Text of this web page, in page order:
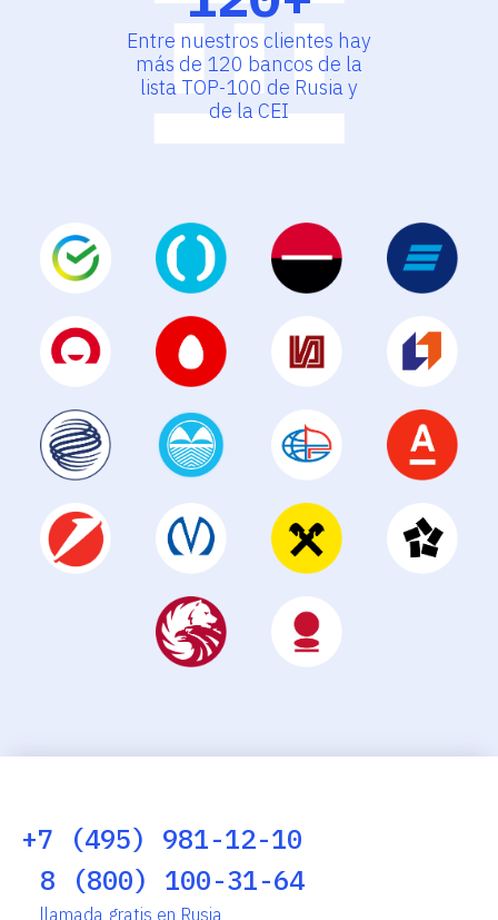
Entre nuestros clientes hay
más de 120 bancos de la
lista TOP-100 de Rusia y
de la CEI
+7 (495) 981-12-10
8 (800) 100-31-64
llamada gratis en Rusia